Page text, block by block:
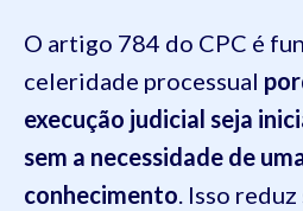
O artigo 784 do CPC é
celeridade processual
execução judicial seja
sem a necessidade de
conhecimento. Isso